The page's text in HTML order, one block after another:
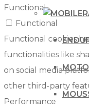
Functional
Functional
Functional cookies
functionalities like
on social media
other third-party
Performance